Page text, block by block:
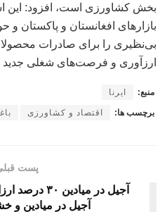
بخش کشاورزی است، افزود: این
بازارهای افغانستان و پاکستان
بی‌نظیری را برای صادرات
ارزآوری و فرصت‌های شغلی جدید
منبع: ایرنا
برچسب ها: اقتصاد و کشاورزی
پست
آجیل در
آجیل در میادین و